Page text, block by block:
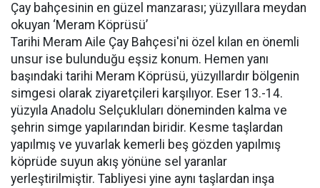
Çay bahçesinin en güzel manzarası; yüzyıllara meydan
okuyan ‘Meram Köprüsü’
Tarihi Meram Aile Çay Bahçesi'ni özel kılan en önemli
unsur ise bulunduğu eşsiz konum. Hemen yanı
başındaki tarihi Meram Köprüsü, yüzyıllardır bölgenin
simgesi olarak ziyaretçileri karşılıyor. Eser 13.-14.
yüzyıla Anadolu Selçukluları döneminden kalma ve
şehrin simge yapılarından biridir. Kesme taşlardan
yapılmış ve yuvarlak kemerli beş gözden yapılmış
köprüde suyun akış yönüne sel yaranlar
yerleştirilmiştir. Tabliyesi yine aynı taşlardan inşa